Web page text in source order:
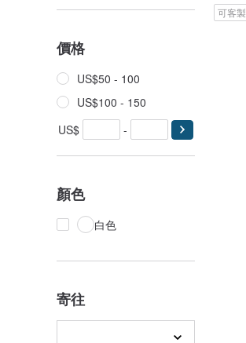
價格
US$50 - 100
US$100 - 150
US$
-
顏色
白色
寄往
可客製